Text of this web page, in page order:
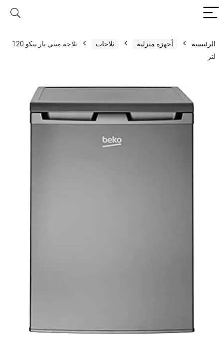
الرئيسية أجهزة منزلية ثلاجات
ثلاجة ميني بار بيكو 120
لتر